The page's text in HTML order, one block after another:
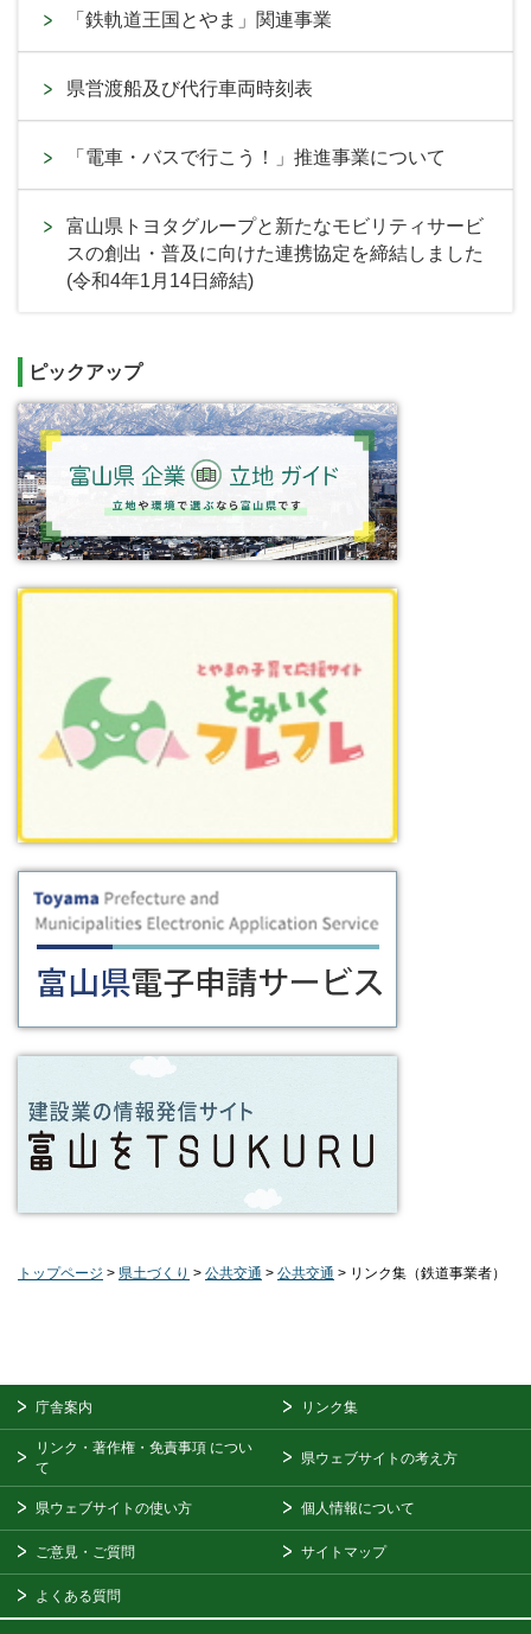
「鉄軌道王国とやま」関連事業
県営渡船及び代行車両時刻表
「電車・バスで行こう！」推進事業について
富山県トヨタグループと新たなモビリティサービ
スの創出・普及に向けた連携協定を締結しました
(令和4年1月14日締結)
ピックアップ
トップページ > 県土づくり > 公共交通 > 公共交通 > リンク集（鉄道事業者）
庁舎案内 リンク集
リンク・著作権・免責事項 につい
て
県ウェブサイトの考え方
県ウェブサイトの使い方 個人情報について
ご意見・ご質問 サイトマップ
よくある質問